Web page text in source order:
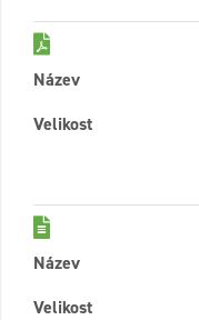
Název
Velikost
Název
Velikost